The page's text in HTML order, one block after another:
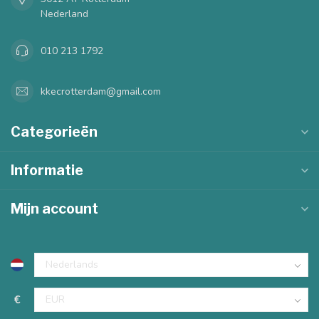
Nederland
010 213 1792
kkecrotterdam@gmail.com
Categorieën
Informatie
Mijn account
€